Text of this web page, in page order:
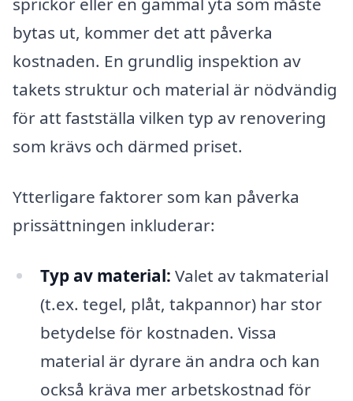
bytas ut, kommer det att påverka
kostnaden. En grundlig inspektion av
takets struktur och material är nödvändig
för att fastställa vilken typ av renovering
som krävs och därmed priset.
Ytterligare faktorer som kan påverka
prissättningen inkluderar:
Typ av material: Valet av takmaterial
(t.ex. tegel, plåt, takpannor) har stor
betydelse för kostnaden. Vissa
material är dyrare än andra och kan
också kräva mer arbetskostnad för